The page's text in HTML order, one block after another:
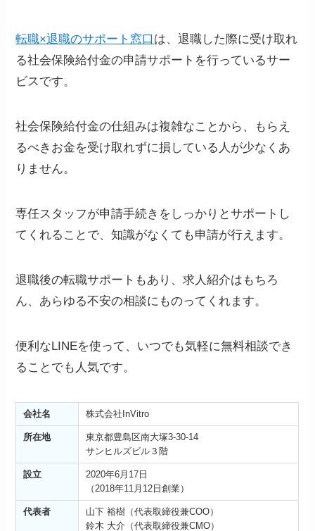
転職×退職のサポート窓口 は、退職した際に受け取れ
る社会保険給付金の申請サポートを行っているサー
ビスです。
社会保険給付金の仕組みは複雑なことから、もらえ
るべきお金を受け取れずに損している人が少なくあ
りません。
専任スタッフが申請手続きをしっかりとサポートし
てくれることで、知識がなくても申請が行えます。
退職後の転職サポートもあり、求人紹介はもちろ
ん、あらゆる不安の相談にものってくれます。
便利なLINEを使って、いつでも気軽に無料相談でき
ることでも人気です。
会社名 株式会社InVitro
所在地
東京都豊島区南大塚3-30-14
サンヒルズビル３階
設立
2020年6月17日
（2018年11月12日創業）
代表者
山下 裕樹（代表取締役兼COO）
鈴木 大介（代表取締役兼CMO）